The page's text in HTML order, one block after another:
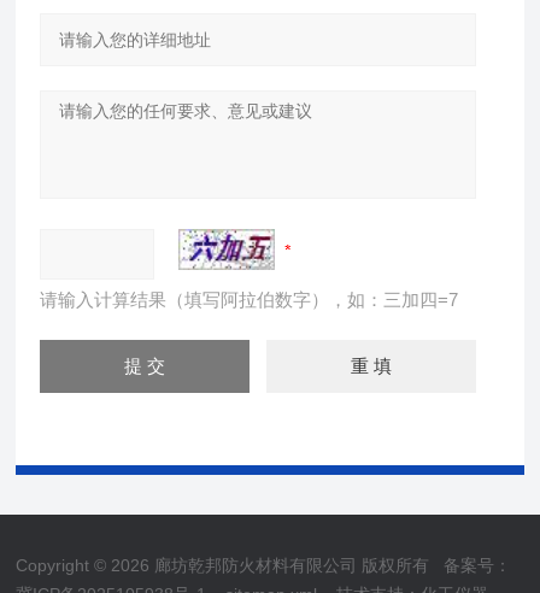
请输入计算结果（填写阿拉伯数字），如：三加四=7
Copyright © 2026 廊坊乾邦防火材料有限公司 版权所有 备案号：